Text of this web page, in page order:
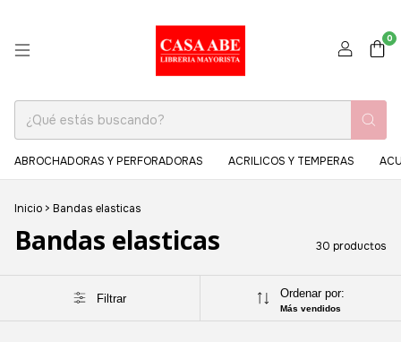
0
ABROCHADORAS Y PERFORADORAS ACRILICOS Y TEMPERAS
Inicio > Bandas elasticas
Bandas elasticas 30 productos
Filtrar Ordenar por:
Más vendidos